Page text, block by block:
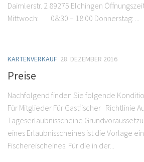
Daimlerstr. 2 89275 Elchingen
Mittwoch: 08:30 – 18:00 Donnerstag: ...
KARTENVERKAUF 28. DEZEMBER 2016
Preise
Nachfolgend finden Sie folgende
Für Mitglieder Für Gastfischer Richtlinie
Tageserlaubnisscheine
eines Erlaubnisscheines ist die Vorlage
Fischereischeines. Für die in der...